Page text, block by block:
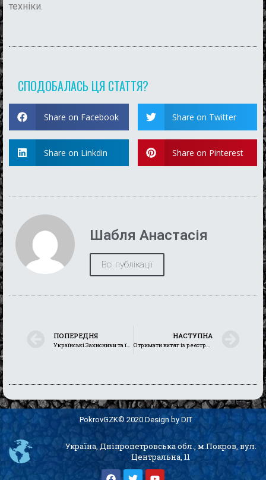
техніки.
СПОДОБАЛАСЬ ЦЯ СТАТТЯ?
Share on Facebook Share on Twitter
Share on Linkdin Share on Pinterest
Шабля Анастасія
Всі публікації
ПОПЕРЕДНЯ
Українські Захисники та їх рідні можуть пройти соціально-психологічну адаптацію в санаторіях області
НАСТУПНА
Отримати витяг із реєстру ветеранів війни тепер можна за лічені хвилини
PokrovGZK© 2020 Design by DIT
Україна, Дніпропетровська обл., м.Покров, вул.
Центральна, 11